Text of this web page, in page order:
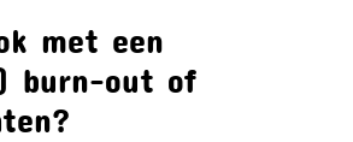
met een
burn-out of